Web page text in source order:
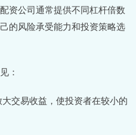
资公司通常提供不同杠杆倍数
的风险承受能力和投资策略选
：
交易收益，使投资者在较小的